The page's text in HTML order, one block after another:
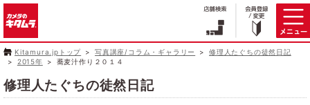
Kitamura.jpトップ 写真講座/コラム・ギャラリー
修理人たぐちの徒然日記
2015年
蕎麦汁作り２０１４
修理人たぐちの徒然日記